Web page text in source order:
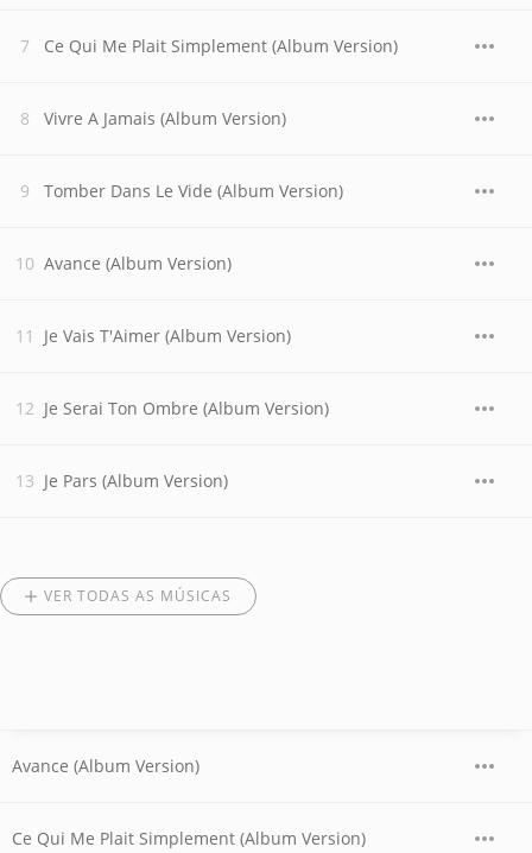
Ce Qui Me Plait Simplement (Album Version)
Vivre A Jamais (Album Version)
Tomber Dans Le Vide (Album Version)
Avance (Album Version)
Je Vais T'Aimer (Album Version)
Je Serai Ton Ombre (Album Version)
Je Pars (Album Version)
VER TODAS AS MÚSICAS
Avance (Album Version)
Ce Qui Me Plait Simplement (Album Version)